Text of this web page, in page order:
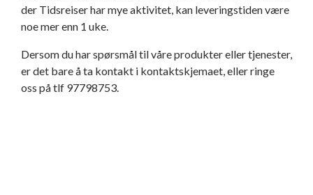
der Tidsreiser har mye aktivitet, kan leveringstiden være
noe mer enn 1 uke.
Dersom du har spørsmål til våre produkter eller tjenester,
er det bare å ta kontakt i kontaktskjemaet, eller ringe
oss på tlf 97798753.